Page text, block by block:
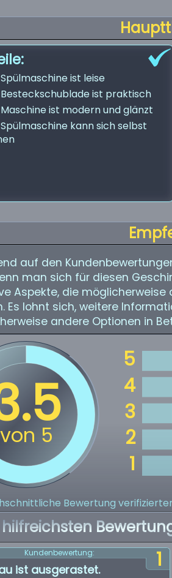
ist leise
Besteckschublade ist praktisch
ist modern und glänzt
kann sich selbst
auf den
man sich für diesen
Aspekte, die
Es lohnt sich, weitere
andere Optionen in
Bewertung
hilfreichsten
1
Kundenbewertung:
ist ausgerastet.